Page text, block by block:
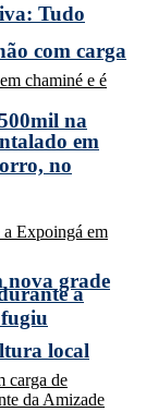
com carga
na
nova grade
local
Tudo
em
no
a